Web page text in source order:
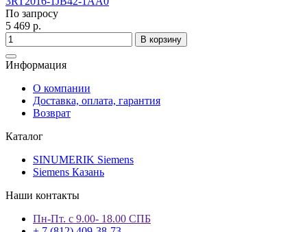
По запросу
5 469 р.
В корзину
Информация
О компании
Доставка, оплата, гарантия
Возврат
Каталог
SINUMERIK Siemens
Siemens Казань
Наши контакты
Пн-Пт. с 9.00- 18.00 СПБ